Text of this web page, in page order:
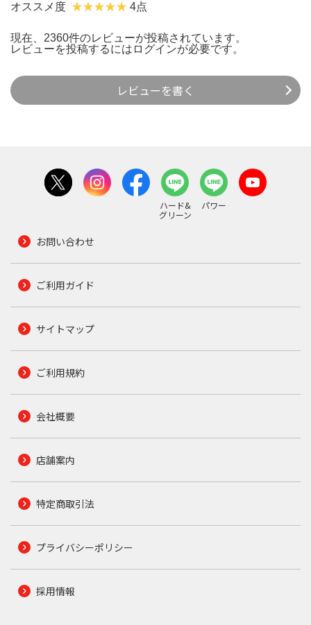
オススメ度 4点
現在、2360件のレビューが投稿されています。
レビューを投稿するには ログインが必要です。
レビューを書く
ハード&
グリーン
パワー
お問い合わせ
ご利用ガイド
サイトマップ
ご利用規約
会社概要
店舗案内
特定商取引法
プライバシーポリシー
採用情報